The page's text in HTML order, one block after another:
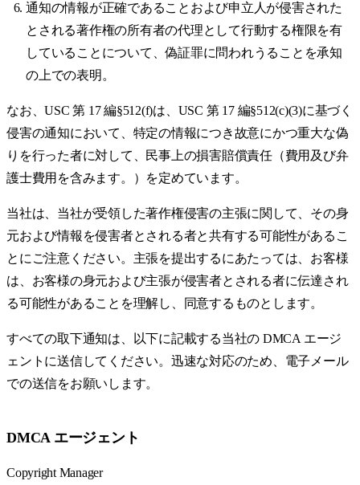
通知の情報が正確であることおよび申立人が侵害された
とされる著作権の所有者の代理として行動する権限を有
していることについて、偽証罪に問われうることを承知
の上での表明。
なお、USC 第 17 編§512(f)は、USC 第 17 編§512(c)(3)に基づく
侵害の通知において、特定の情報につき故意にかつ重大な偽
りを行った者に対して、民事上の損害賠償責任（費用及び弁
護士費用を含みます。）を定めています。
当社は、当社が受領した著作権侵害の主張に関して、その身
元および情報を侵害者とされる者と共有する可能性があるこ
とにご注意ください。主張を提出するにあたっては、お客様
は、お客様の身元および主張が侵害者とされる者に伝達され
る可能性があることを理解し、同意するものとします。
すべての取下通知は、以下に記載する当社の DMCA エージ
ェントに送信してください。迅速な対応のため、電子メール
での送信をお願いします。
DMCA エージェント
Copyright Manager